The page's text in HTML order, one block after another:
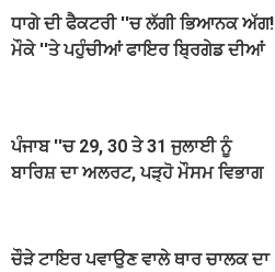
ਧਾਗੇ ਦੀ ਫੈਕਟਰੀ ''ਚ ਲੱਗੀ ਭਿਆਨਕ ਅੱਗ!
ਮੌਕੇ ''ਤੇ ਪਹੁੰਚੀਆਂ ਫਾਇਰ ਬ੍ਰਿਗੇਡ ਦੀਆਂ
ਪੰਜਾਬ ''ਚ 29, 30 ਤੇ 31 ਜੁਲਾਈ ਨੂੰ
ਬਾਰਿਸ਼ ਦਾ ਅਲਰਟ, ਪੜ੍ਹੋ ਮੌਸਮ ਵਿਭਾਗ
ਚੌੜੇ ਟਾਇਰ ਪਵਾਉਣ ਵਾਲੇ ਥਾਰ ਚਾਲਕ ਦਾ